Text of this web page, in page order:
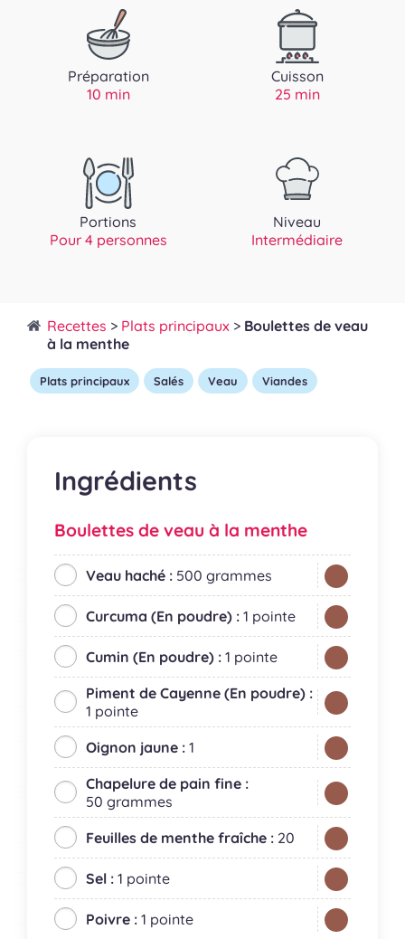
Préparation
10 min
Cuisson
25 min
Portions
Pour 4 personnes
Niveau
Intermédiaire
Recettes > Plats principaux> Boulettes de veau
à la menthe
Plats principaux Salés Veau Viandes
Ingrédients
Boulettes de veau à la menthe
Veau haché : 500 grammes
Curcuma (En poudre) : 1 pointe
Cumin (En poudre) : 1 pointe
Piment de Cayenne (En poudre) :
1 pointe
Oignon jaune : 1
Chapelure de pain fine :
50 grammes
Feuilles de menthe fraîche : 20
Sel : 1 pointe
Poivre : 1 pointe